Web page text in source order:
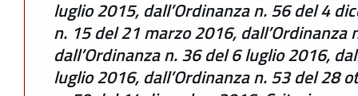
luglio 2015, dall’Ordinanza n. 56 del 4
n. 15 del 21 marzo 2016,
dall’Ordinanza n. 36 del 6 luglio 2016,
luglio 2016, dall’Ordinanza n. 53 del 28